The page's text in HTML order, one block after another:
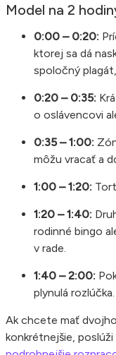
Model na 2
0:00 – 0:20:
ktorej sa dá
spoločný
0:20 – 0:35:
o oslávencovi
0:35 – 1:00:
môžu vracať a
1:00 – 1:20:
1:20 – 1:40:
rodinné bingo
v rade.
1:40 – 2:00:
plynulá rozlúčka.
Ak chcete mať
konkrétnejšie, poslúži